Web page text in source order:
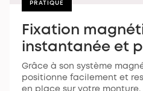
PRATIQUE
Fixation
instantanée et
Grâce à son système
positionne facilement et
en place sur votre